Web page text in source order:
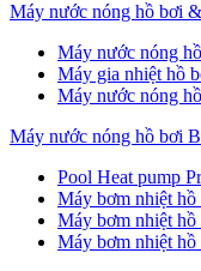
Máy nước nóng hồ bơi
Máy nước nóng
Máy gia nhiệt hồ
Máy nước nóng
Máy nước nóng hồ bơi
Pool Heat pump
Máy bơm nhiệt hồ
Máy bơm nhiệt hồ
Máy bơm nhiệt